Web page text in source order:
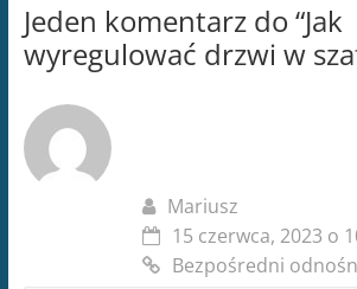
Jeden komentarz do “Jak
wyregulować drzwi w
Mariusz
15 czerwca, 2023 o
Bezpośredni